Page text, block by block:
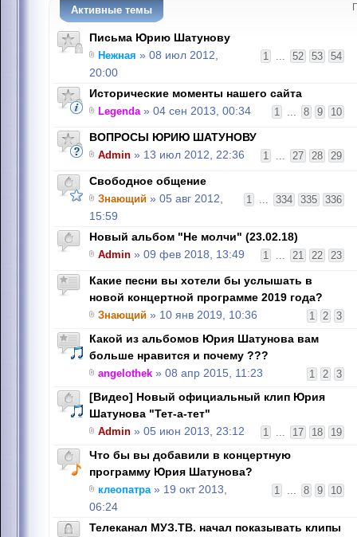
Активные темы
Письма Юрию Шатунову
1 ... 52 53 54
Нежная » 08 июл 2012,
20:00
Исторические моменты нашего сайта
1 ... 8 9 10
Legenda» 04 сен 2013, 00:34
ВОПРОСЫ ЮРИЮ ШАТУНОВУ
1 ... 27 28 29
Admin » 13 июл 2012, 22:36
Свободное общение
1 ... 334 335 336
Знающий » 05 авг 2012,
15:59
Новый альбом "Не молчи" (23.02.18)
1 ... 21 22 23
Admin » 09 фев 2018, 13:49
Какие песни вы хотели бы услышать в
новой концертной программе 2019 года?
1 2 3
Знающий » 10 янв 2019, 10:36
Какой из альбомов Юрия Шатунова вам
больше нравится и почему ???
1 2 3
angelothek » 08 апр 2015, 11:23
[Видео] Новый официальный клип Юрия
Шатунова "Тет-а-тет"
1 ... 17 18 19
Admin » 05 июн 2013, 23:12
Что бы вы добавили в концертную
программу Юрия Шатунова?
1 ... 8 9 10
клеопатра» 19 окт 2013,
06:24
Телеканал МУЗ.ТВ. начал показывать клипы